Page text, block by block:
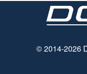
© 2014-2026